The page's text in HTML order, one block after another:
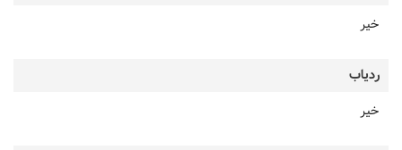
خیر
ردیاب
خیر